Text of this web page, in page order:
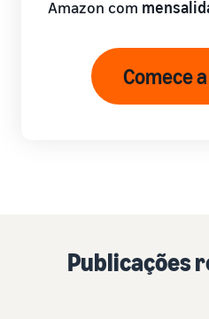
Amazon com
Comece
Publicações